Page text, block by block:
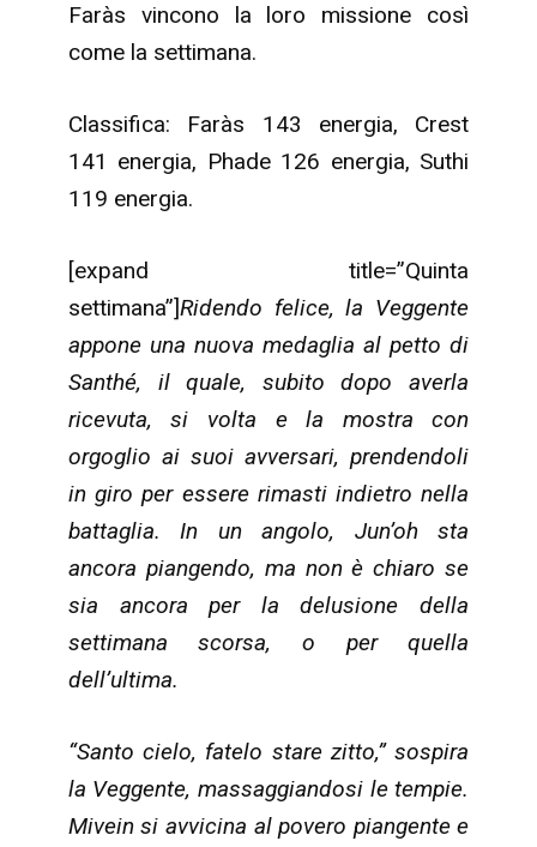
Faràs vincono la loro missione così
come la settimana.
Classifica: Faràs 143 energia, Crest
141 energia, Phade 126 energia, Suthi
119 energia.
[expand title=”Quinta
settimana”]Ridendo felice, la Veggente
appone una nuova medaglia al petto di
Santhé, il quale, subito dopo averla
ricevuta, si volta e la mostra con
orgoglio ai suoi avversari, prendendoli
in giro per essere rimasti indietro nella
battaglia. In un angolo, Jun’oh sta
ancora piangendo, ma non è chiaro se
sia ancora per la delusione della
settimana scorsa, o per quella
dell’ultima.
“Santo cielo, fatelo stare zitto,” sospira
la Veggente, massaggiandosi le tempie.
Mivein si avvicina al povero piangente e